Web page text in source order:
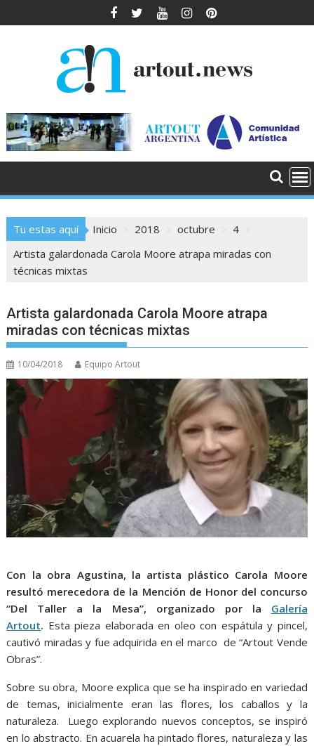
al
Tu estas aquí Inicio 2018 octubre
4
Artista galardonada Carola Moore atrapa miradas con
técnicas mixtas
Artista galardonada Carola Moore atrapa
miradas con técnicas mixtas
10/04/2018 Equipo Artout
Con la obra Agustina, la artista plástico Carola Moore
resultó merecedora de la Mención de Honor del concurso
“Del Taller a la Mesa”, organizado por la Galería
Artout. Esta pieza elaborada en oleo con espátula y pincel,
cautivó miradas y fue adquirida en el marco de “Artout Vende
Obras”.
Sobre su obra, Moore explica que se ha inspirado en variedad
de temas, inicialmente eran las flores, los caballos y la
naturaleza. Luego explorando nuevos conceptos, se inspiró
en lo abstracto. En acuarela ha pintado flores, naturaleza y las